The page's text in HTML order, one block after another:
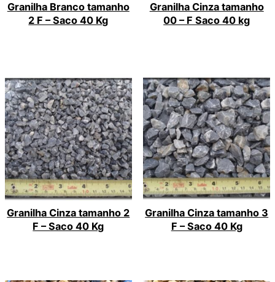
Granilha Branco tamanho
2 F – Saco 40 Kg
Granilha Cinza tamanho
00 – F Saco 40 kg
Granilha Cinza tamanho 2
F – Saco 40 Kg
Granilha Cinza tamanho 3
F – Saco 40 Kg